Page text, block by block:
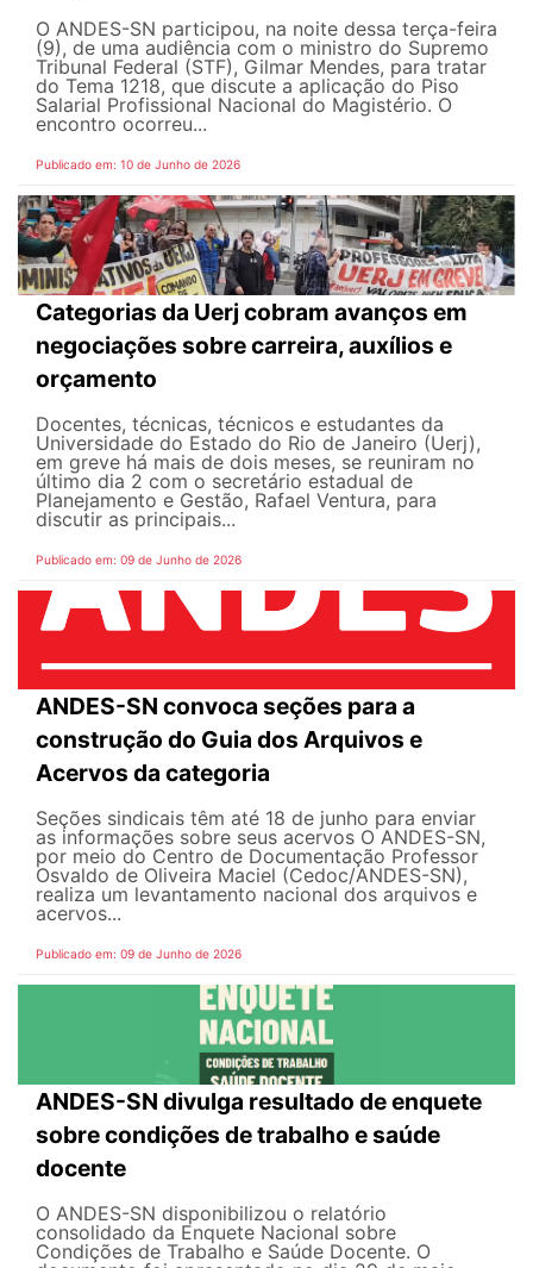
O ANDES-SN participou, na noite dessa terça-feira
(9), de uma audiência com o ministro do Supremo
Tribunal Federal (STF), Gilmar Mendes, para tratar
do Tema 1218, que discute a aplicação do Piso
Salarial Profissional Nacional do Magistério. O
encontro ocorreu...
Publicado em: 10 de Junho de 2026
Categorias da Uerj cobram avanços em
negociações sobre carreira, auxílios e
orçamento
Docentes, técnicas, técnicos e estudantes da
Universidade do Estado do Rio de Janeiro (Uerj),
em greve há mais de dois meses, se reuniram no
último dia 2 com o secretário estadual de
Planejamento e Gestão, Rafael Ventura, para
discutir as principais...
Publicado em: 09 de Junho de 2026
ANDES-SN convoca seções para a
construção do Guia dos Arquivos e
Acervos da categoria
Seções sindicais têm até 18 de junho para enviar
as informações sobre seus acervos O ANDES-SN,
por meio do Centro de Documentação Professor
Osvaldo de Oliveira Maciel (Cedoc/ANDES-SN),
realiza um levantamento nacional dos arquivos e
acervos...
Publicado em: 09 de Junho de 2026
ANDES-SN divulga resultado de enquete
sobre condições de trabalho e saúde
docente
O ANDES-SN disponibilizou o relatório
consolidado da Enquete Nacional sobre
Condições de Trabalho e Saúde Docente. O